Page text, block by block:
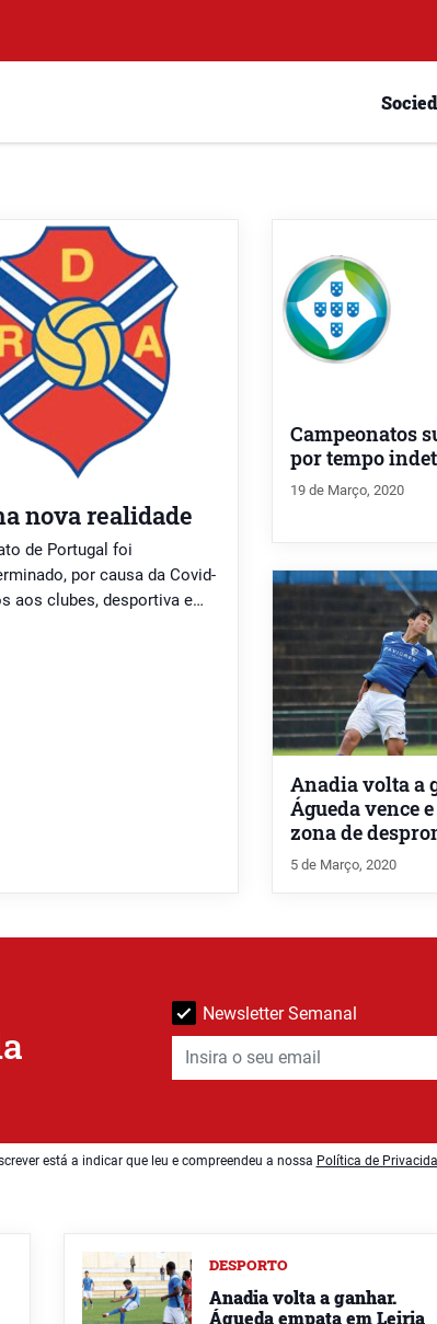
nova realidade
de Portugal foi
por causa da Covid-
aos clubes, desportiva e
vertente, os problemas
Campeonatos
por tempo
19 de Março, 2020
Anadia volta a
Águeda vence
zona de
5 de Março, 2020
Newsletter Semanal
está a indicar que leu e compreendeu a nossa Política de
DESPORTO
Anadia volta a ganhar.
Águeda empata em Leiria